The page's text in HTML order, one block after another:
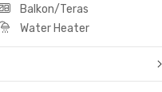
Balkon/Teras
Water Heater